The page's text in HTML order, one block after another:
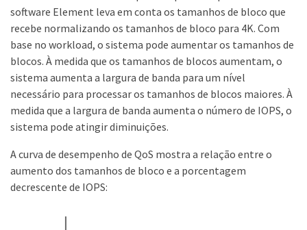
software Element leva em conta os tamanhos de bloco que
recebe normalizando os tamanhos de bloco para 4K. Com
base no workload, o sistema pode aumentar os tamanhos de
blocos. À medida que os tamanhos de blocos aumentam, o
sistema aumenta a largura de banda para um nível
necessário para processar os tamanhos de blocos maiores. À
medida que a largura de banda aumenta o número de IOPS, o
sistema pode atingir diminuições.
A curva de desempenho de QoS mostra a relação entre o
aumento dos tamanhos de bloco e a porcentagem
decrescente de IOPS: